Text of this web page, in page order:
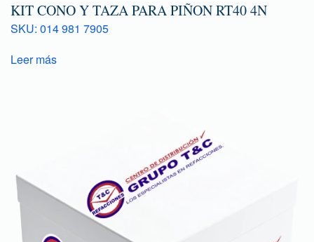
KIT CONO Y TAZA PARA PIÑON RT40 4N
SKU: 014 981 7905
Leer más